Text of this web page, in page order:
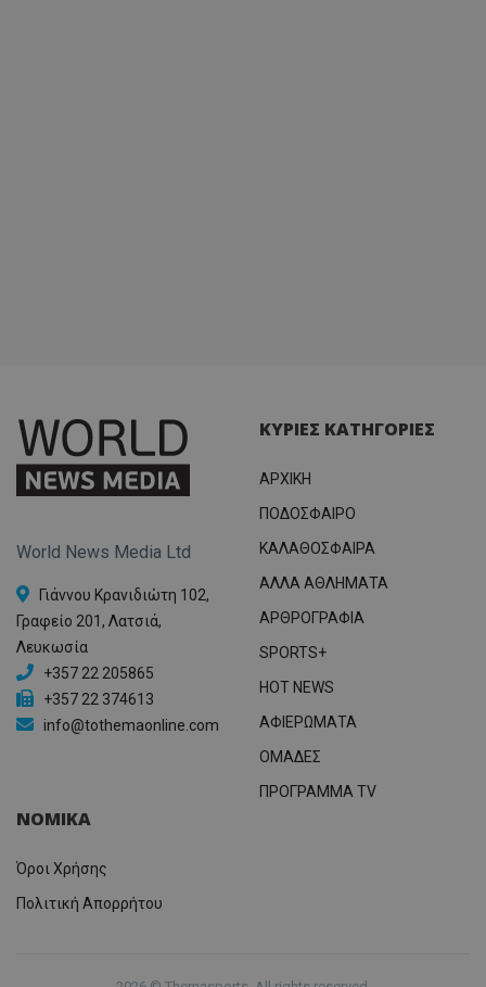
World News Media Ltd
Γιάννου Κρανιδιώτη 102,
Γραφείο 201, Λατσιά,
Λευκωσία
+357 22 205865
+357 22 374613
info@tothemaonline.com
ΚΥΡΙΕΣ ΚΑΤΗΓΟΡΙΕΣ
ΑΡΧΙΚΗ
ΠΟΔΟΣΦΑΙΡΟ
ΚΑΛΑΘΟΣΦΑΙΡΑ
ΑΛΛΑ ΑΘΛΗΜΑΤΑ
ΑΡΘΡΟΓΡΑΦΙΑ
SPORTS+
HOT NEWS
ΑΦΙΕΡΩΜΑΤΑ
ΟΜΑΔΕΣ
ΠΡΟΓΡΑΜΜΑ TV
ΝΟΜΙΚΑ
Όροι Χρήσης
Πολιτική Απορρήτου